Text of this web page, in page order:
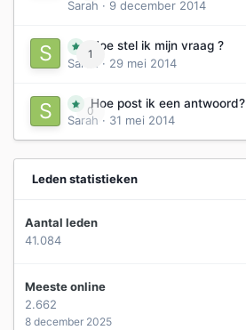
Sarah · 9 december 2014
1
Hoe stel ik mijn vraag ?
Sarah
· 29 mei 2014
0
Hoe post ik een antwoord?
Sarah · 31 mei 2014
Leden statistieken
Aantal leden
41.084
Meeste online
2.662
8 december 2025